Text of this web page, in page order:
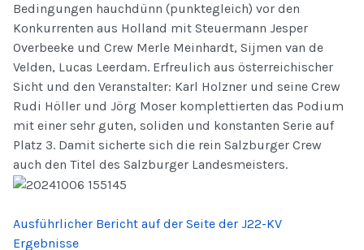
Bedingungen hauchdünn (punktegleich) vor den
Konkurrenten aus Holland mit Steuermann Jesper
Overbeeke und Crew Merle Meinhardt, Sijmen van de
Velden, Lucas Leerdam. Erfreulich aus österreichischer
Sicht und den Veranstalter: Karl Holzner und seine Crew
Rudi Höller und Jörg Moser komplettierten das Podium
mit einer sehr guten, soliden und konstanten Serie auf
Platz 3. Damit sicherte sich die rein Salzburger Crew
auch den Titel des Salzburger Landesmeisters.
Ausführlicher Bericht auf der Seite der J22-KV
Ergebnisse